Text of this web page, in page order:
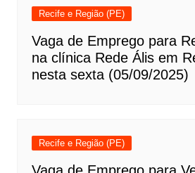
Recife e Região (PE)
Vaga de Emprego para
na clínica Rede Ális em
nesta sexta (05/09/2025)
Recife e Região (PE)